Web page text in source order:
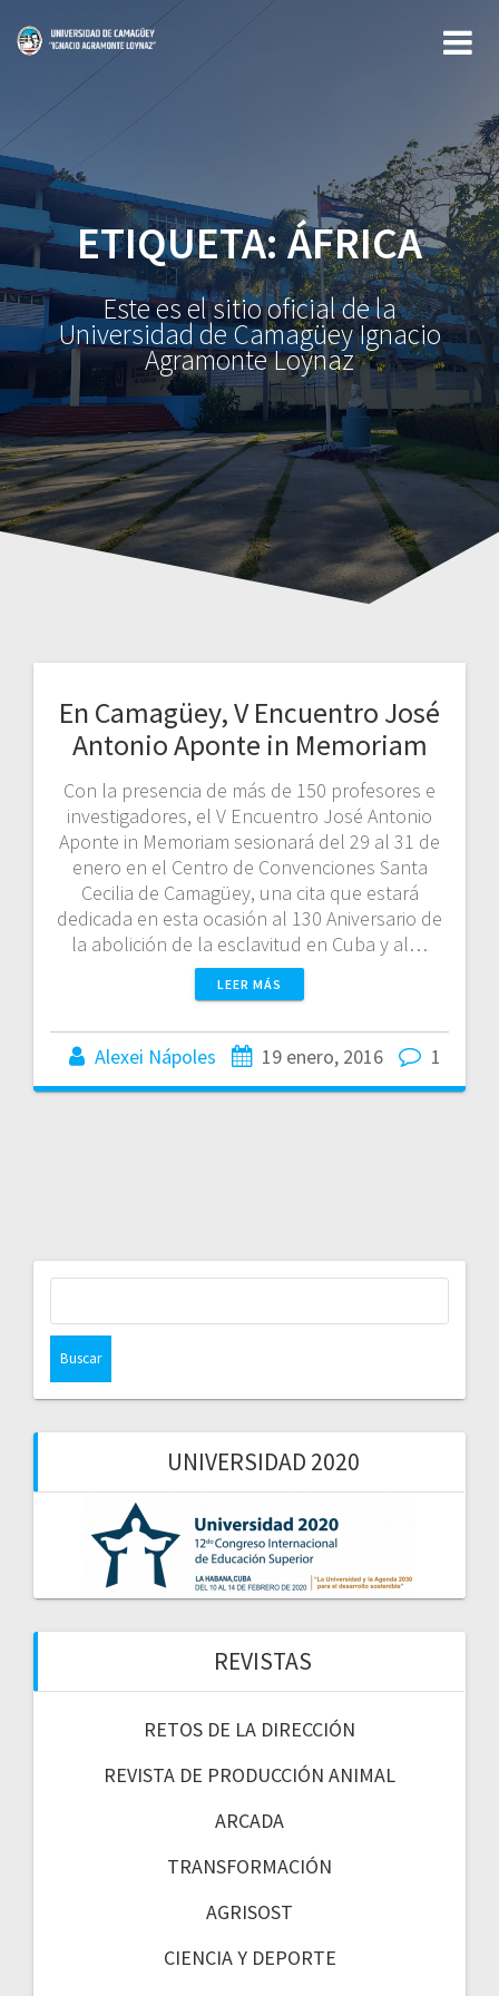
Saltar
ETIQUETA:ÁFRICA
Este es el sitio oficial de la
Universidad de Camagüey Ignacio
Agramonte Loynaz
En Camagüey, V Encuentro José
Antonio Aponte in Memoriam
Con la presencia de más de 150 profesores e
investigadores, el V Encuentro José Antonio
Aponte in Memoriam sesionará del 29 al 31 de
enero en el Centro de Convenciones Santa
Cecilia de Camagüey, una cita que estará
dedicada en esta ocasión al 130 Aniversario de
la abolición de la esclavitud en Cuba y al…
LEER MÁS
Alexei Nápoles 19 enero, 2016 1
UNIVERSIDAD 2020
REVISTAS
RETOS DE LA DIRECCIÓN
REVISTA DE PRODUCCIÓN ANIMAL
ARCADA
TRANSFORMACIÓN
AGRISOST
CIENCIA Y DEPORTE